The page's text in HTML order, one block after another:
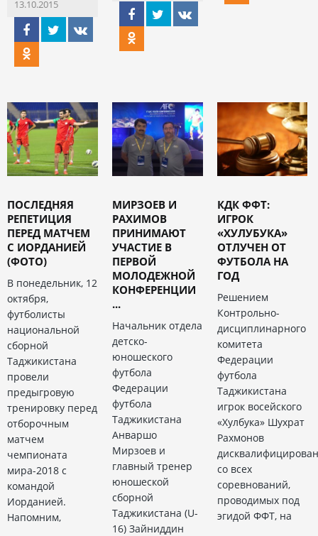
13.10.2015
ПОСЛЕДНЯЯ
РЕПЕТИЦИЯ
ПЕРЕД МАТЧЕМ
С ИОРДАНИЕЙ
(ФОТО)
В понедельник, 12
октября,
футболисты
национальной
сборной
Таджикистана
провели
предыгровую
тренировку перед
отборочным
матчем
чемпионата
мира-2018 с
командой
Иорданией.
Напомним,
МИРЗОЕВ И
РАХИМОВ
ПРИНИМАЮТ
УЧАСТИЕ В
ПЕРВОЙ
МОЛОДЕЖНОЙ
КОНФЕРЕНЦИИ
...
Начальник отдела
детско-
юношеского
футбола
Федерации
футбола
Таджикистана
Анваршо
Мирзоев и
главный тренер
юношеской
сборной
Таджикистана (U-
16) Зайниддин
КДК ФФТ:
ИГРОК
«ХУЛУБУКА»
ОТЛУЧЕН ОТ
ФУТБОЛА НА
ГОД
Решением
Контрольно-
дисциплинарного
комитета
Федерации
футбола
Таджикистана
игрок восейского
«Хулбука» Шухрат
Рахмонов
дисквалифицирован
со всех
соревнований,
проводимых под
эгидой ФФТ, на